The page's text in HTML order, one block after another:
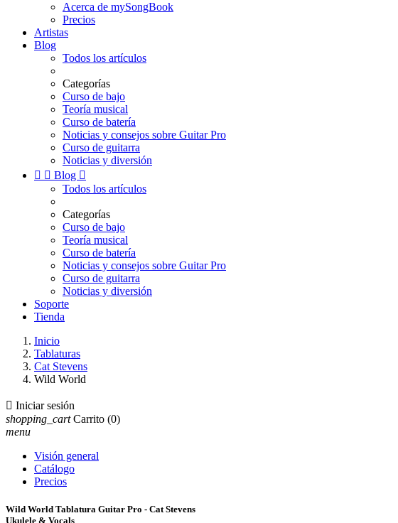
Acerca de mySongBook
Precios
Artistas
Blog
Todos los artículos
Categorías
Curso de bajo
Teoría musical
Curso de batería
Noticias y consejos sobre Guitar Pro
Curso de guitarra
Noticias y diversión
  Blog 
Todos los artículos
Categorías
Curso de bajo
Teoría musical
Curso de batería
Noticias y consejos sobre Guitar Pro
Curso de guitarra
Noticias y diversión
Soporte
Tienda
Inicio
Tablaturas
Cat Stevens
Wild World
 Iniciar sesión
shopping_cart Carrito (0)
menu
Visión general
Catálogo
Precios
Wild World Tablatura Guitar Pro - Cat Stevens
Ukulele & Vocals